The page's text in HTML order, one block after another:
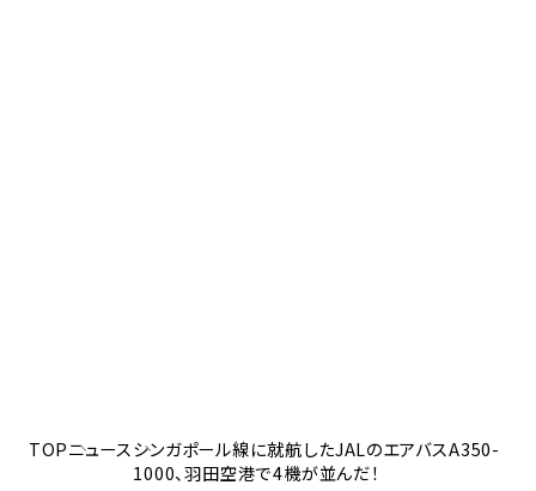
TOPニュースシンガポール線に就航したJALのエアバスA350-
1000、羽田空港で4機が並んだ！